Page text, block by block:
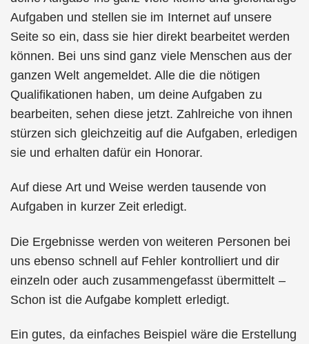
Aufgaben und stellen sie im Internet auf unsere
Seite so ein, dass sie hier direkt bearbeitet werden
können. Bei uns sind ganz viele Menschen aus der
ganzen Welt angemeldet. Alle die die nötigen
Qualifikationen haben, um deine Aufgaben zu
bearbeiten, sehen diese jetzt. Zahlreiche von ihnen
stürzen sich gleichzeitig auf die Aufgaben, erledigen
sie und erhalten dafür ein Honorar.
Auf diese Art und Weise werden tausende von
Aufgaben in kurzer Zeit erledigt.
Die Ergebnisse werden von weiteren Personen bei
uns ebenso schnell auf Fehler kontrolliert und dir
einzeln oder auch zusammengefasst übermittelt –
Schon ist die Aufgabe komplett erledigt.
Ein gutes, da einfaches Beispiel wäre die Erstellung